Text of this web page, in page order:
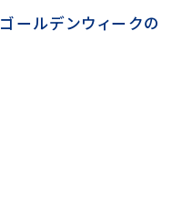
ゴールデンウィークの